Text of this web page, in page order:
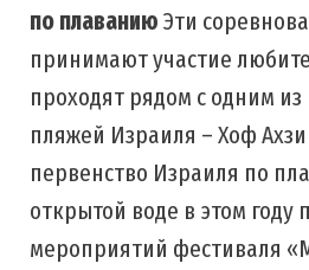
по плаваниюЭти
принимают участие
проходят рядом с одним
пляжей Израиля – Хоф
первенство Израиля по
открытой воде в этом году
мероприятий фестиваля